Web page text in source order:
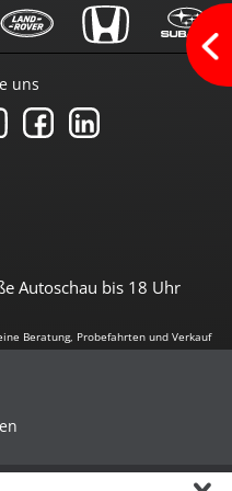
Assistent
Autoschau bis 18 Uhr
uns
Beratung, Probefahrten und Verkauf